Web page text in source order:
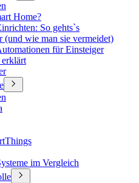
Home?
So gehts`s
(und wie man sie vermeidet)
für Einsteiger
im Vergleich